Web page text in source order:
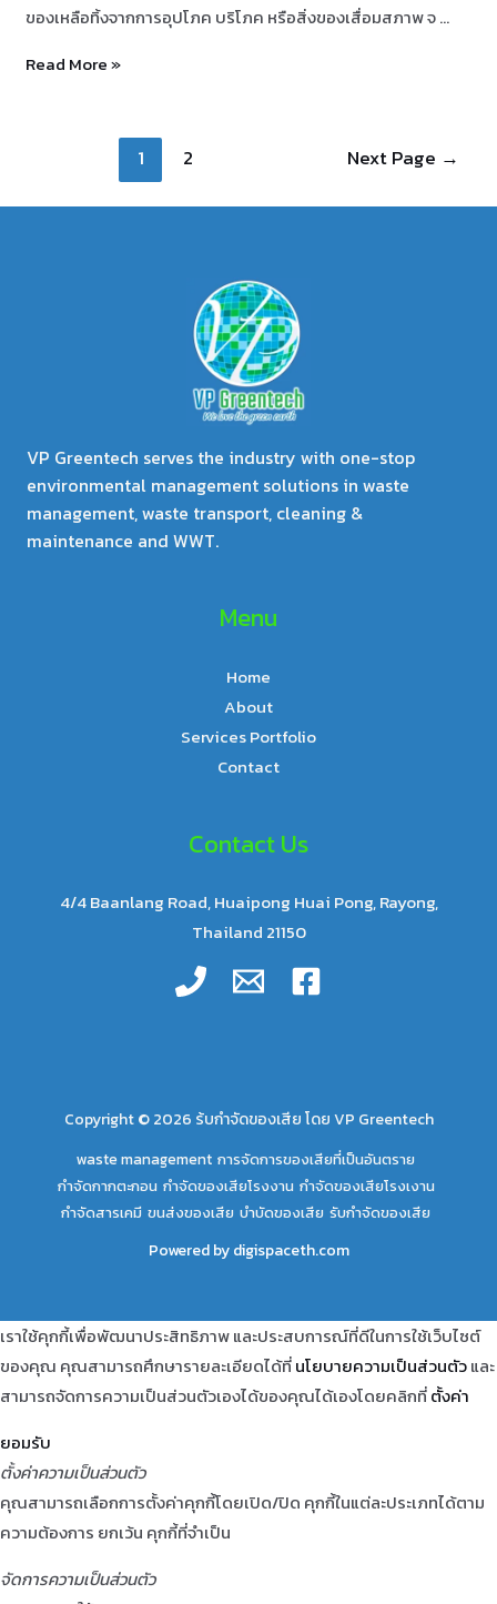
เป็น
อันตราย
ของเหลือทิ้งจากการอุปโภค บริโภค หรือสิ่งของเสื่อมสภาพ จ …
ของ
คือ
Read More »
1 2 Next Page →
VP Greentech serves the industry with one-stop
environmental management solutions in waste
management, waste transport, cleaning &
maintenance and WWT.
Menu
Home
About
Services Portfolio
Contact
Contact Us
4/4 Baanlang Road, Huaipong Huai Pong, Rayong,
Thailand 21150
Copyright © 2026 ร้บกำจัดของเสีย โดย VP Greentech
waste management การจัดการของเสียที่เป็นอันตราย
กำจัดกากตะกอน กำจัดของเสียโรงงาน กำจัดของเสียโรงเงาน
กำจัดสารเคมี ขนส่งของเสีย บำบัดของเสีย รับกำจัดของเสีย
Powered bydigispaceth.com
เราใช้คุกกี้เพื่อพัฒนาประสิทธิภาพ และประสบการณ์ที่ดีในการใช้เว็บไซต์
ของคุณ คุณสามารถศึกษารายละเอียดได้ที่นโยบายความเป็นส่วนตัวและ
สามารถจัดการความเป็นส่วนตัวเองได้ของคุณได้เองโดยคลิกที่ตั้งค่า
ยอมรับ
ตั้งค่าความเป็นส่วนตัว
คุณสามารถเลือกการตั้งค่าคุกกี้โดยเปิด/ปิด คุกกี้ในแต่ละประเภทได้ตาม
ความต้องการ ยกเว้น คุกกี้ที่จำเป็น
จัดการความเป็นส่วนตัว